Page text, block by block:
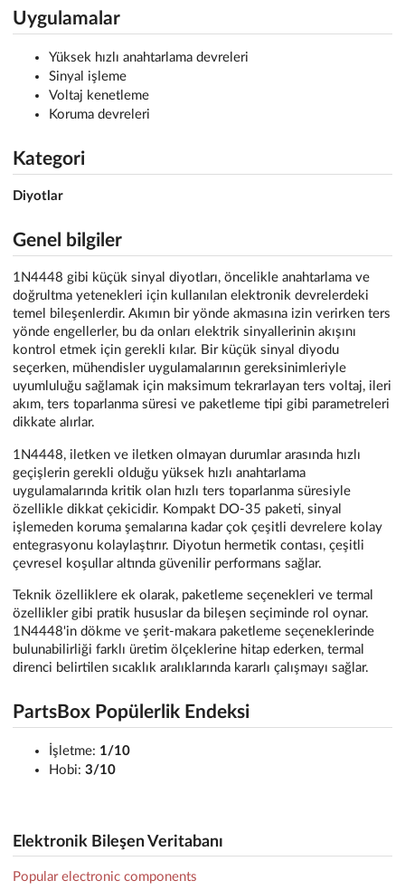
Uygulamalar
Yüksek hızlı anahtarlama devreleri
Sinyal işleme
Voltaj kenetleme
Koruma devreleri
Kategori
Diyotlar
Genel bilgiler
1N4448 gibi küçük sinyal diyotları, öncelikle anahtarlama ve
doğrultma yetenekleri için kullanılan elektronik devrelerdeki
temel bileşenlerdir. Akımın bir yönde akmasına izin verirken ters
yönde engellerler, bu da onları elektrik sinyallerinin akışını
kontrol etmek için gerekli kılar. Bir küçük sinyal diyodu
seçerken, mühendisler uygulamalarının gereksinimleriyle
uyumluluğu sağlamak için maksimum tekrarlayan ters voltaj, ileri
akım, ters toparlanma süresi ve paketleme tipi gibi parametreleri
dikkate alırlar.
1N4448, iletken ve iletken olmayan durumlar arasında hızlı
geçişlerin gerekli olduğu yüksek hızlı anahtarlama
uygulamalarında kritik olan hızlı ters toparlanma süresiyle
özellikle dikkat çekicidir. Kompakt DO-35 paketi, sinyal
işlemeden koruma şemalarına kadar çok çeşitli devrelere kolay
entegrasyonu kolaylaştırır. Diyotun hermetik contası, çeşitli
çevresel koşullar altında güvenilir performans sağlar.
Teknik özelliklere ek olarak, paketleme seçenekleri ve termal
özellikler gibi pratik hususlar da bileşen seçiminde rol oynar.
1N4448'in dökme ve şerit-makara paketleme seçeneklerinde
bulunabilirliği farklı üretim ölçeklerine hitap ederken, termal
direnci belirtilen sıcaklık aralıklarında kararlı çalışmayı sağlar.
PartsBox Popülerlik Endeksi
İşletme: 1/10
Hobi: 3/10
Elektronik Bileşen Veritabanı
Popular electronic components